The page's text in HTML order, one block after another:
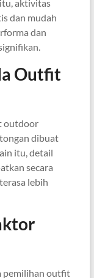
aktivitas
dan mudah
dan
Outfit
outdoor
dibuat
itu, detail
secara
lebih
pemilihan outfit